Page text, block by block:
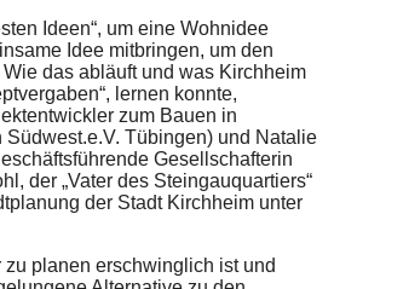
Ideen“, um eine Wohnidee
Idee mitbringen, um den
das abläuft und was Kirchheim
lernen konnte,
zum Bauen in
Tübingen) und Natalie
Gesellschafterin
der „Vater des Steingauquartiers“
der Stadt Kirchheim unter
planen erschwinglich ist und